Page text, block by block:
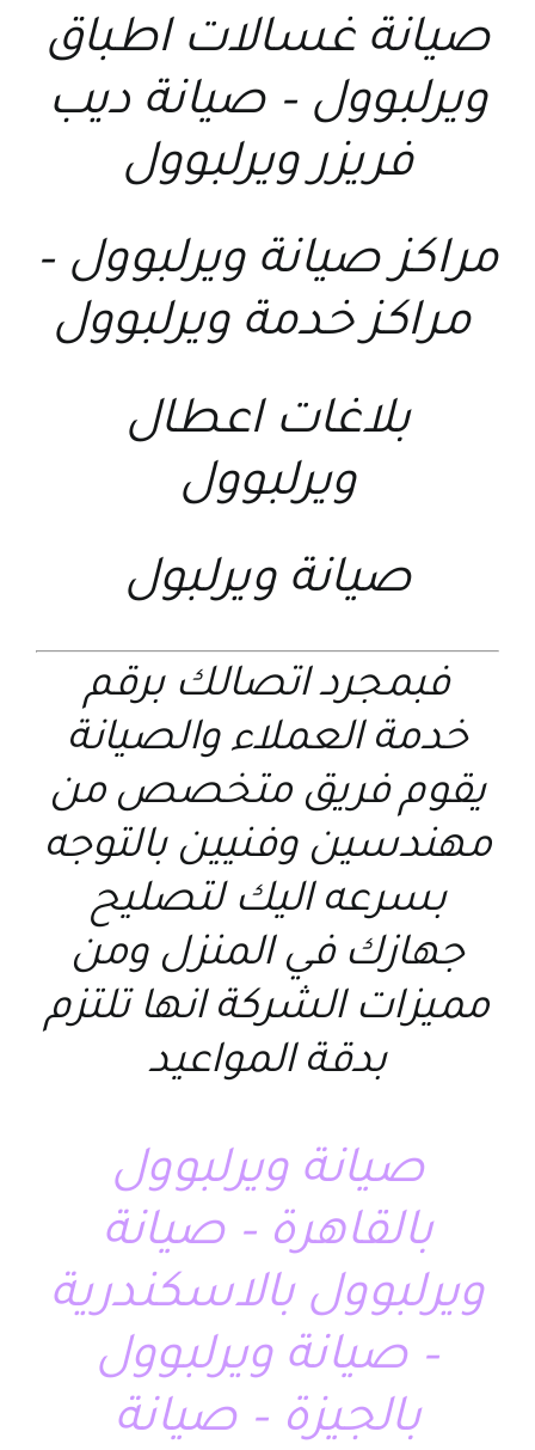
صيانة غسالات اطباق
ويرلبوول –صيانة ديب
فريزر ويرلبوول
مراكز صيانة ويرلبوول –
مراكز خدمة ويرلبوول
بلاغات اعطال
ويرلبوول
صيانة ويرلبول
فبمجرد اتصالك برقم
خدمة العملاء والصيانة
يقوم فريق متخصص من
مهندسين وفنيين بالتوجه
بسرعه اليك لتصليح
جهازك في المنزل ومن
مميزات الشركة انها تلتزم
بدقة المواعيد
صيانة ويرلبوول
بالقاهرة – صيانة
ويرلبوول بالاسكندرية
– صيانة ويرلبوول
بالجيزة – صيانة